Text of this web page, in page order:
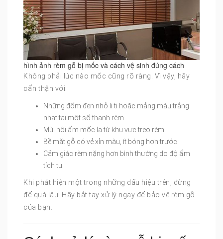
hình ảnh rèm gỗ bị mốc và cách vệ sinh đúng cách
Không phải lúc nào mốc cũng rõ ràng. Vì vậy, hãy
cẩn thận với:
Những đốm đen nhỏ li ti hoặc mảng màu trắng
nhạt tại một số thanh rèm.
Mùi hôi ẩm mốc lạ từ khu vực treo rèm.
Bề mặt gỗ có vẻ xỉn màu, ít bóng hơn trước.
Cảm giác rèm nặng hơn bình thường do độ ẩm
tích tụ.
Khi phát hiện một trong những dấu hiệu trên, đừng
để quá lâu! Hãy bắt tay xử lý ngay để bảo vệ rèm gỗ
của bạn.